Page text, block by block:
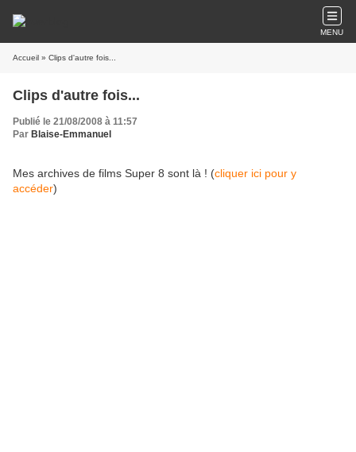
MENU
Accueil » Clips d'autre fois...
Clips d'autre fois...
Publié le 21/08/2008 à 11:57
Par Blaise-Emmanuel
Mes archives de films Super 8 sont là ! (cliquer ici pour y
accéder)